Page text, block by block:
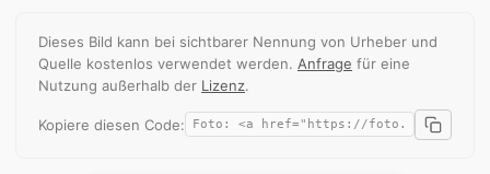
Dieses Bild kann bei sichtbarer Nennung von Urheber und
Quelle kostenlos verwendet werden. Anfrage für eine
Nutzung außerhalb der Lizenz.
Kopiere diesen Code: